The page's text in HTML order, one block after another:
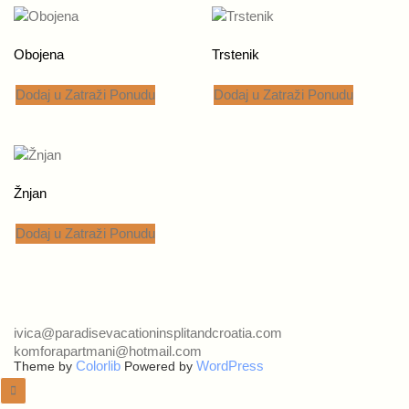
Obojena
Dodaj u Zatraži Ponudu
Trstenik
Dodaj u Zatraži Ponudu
Žnjan
Dodaj u Zatraži Ponudu
ivica@paradisevacationinsplitandcroatia.com
komforapartmani@hotmail.com
Theme by Colorlib Powered by WordPress